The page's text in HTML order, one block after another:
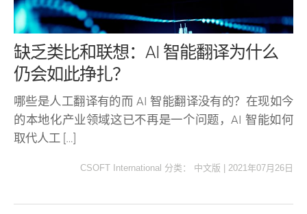
缺乏类比和联想：AI 智能翻译为什么
仍会如此挣扎？
哪些是人工翻译有的而 AI 智能翻译没有的？在现如今
的本地化产业领域这已不再是一个问题，AI 智能如何
取代人工 […]
CSOFT International 分类： 中文版 2021年07月26日